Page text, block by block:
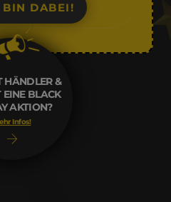
HÄNDLER &
EINE BLACK
AKTION?
Infos!
BIN DABEI!